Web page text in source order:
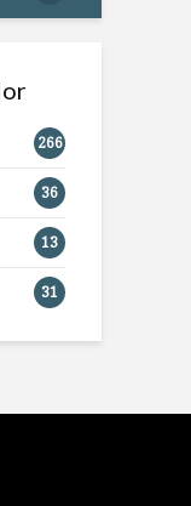
266
36
13
31